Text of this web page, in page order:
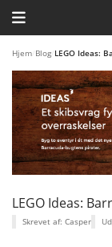
HJEM
TEMAER
BLOG
LEGO
Hjem Blog LEGO Ideas:
LEGO Ideas:
Skrevet af: Casper